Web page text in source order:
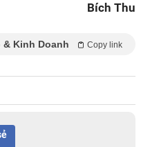
Bích Thu
& Kinh Doanh Copy link